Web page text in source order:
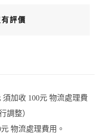
評價
加收 100元 物流處理費
調整）
物流處理費用。